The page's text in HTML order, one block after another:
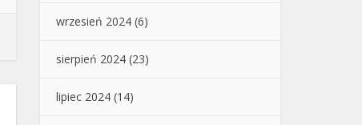
wrzesień 2024 (6)
sierpień 2024 (23)
lipiec 2024 (14)